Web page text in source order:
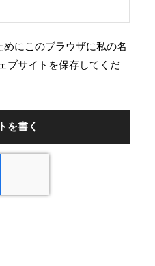
ル
ェ
：
にこのブラウザに私の名
ブサイトを保存してくだ